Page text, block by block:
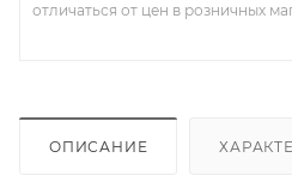
отличаться от цен в розничных
ОПИСАНИЕ